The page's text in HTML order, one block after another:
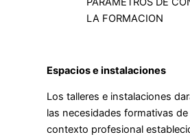
LA FORMACION
Espacios e instalaciones
Los talleres e instalaciones
las necesidades formativas
contexto profesional